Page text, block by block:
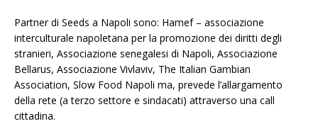
Partner di Seeds a Napoli sono: ​Hamef – associazione
interculturale napoletana per la promozione dei diritti degli
stranieri​, Associazione senegalesi di Napoli, Associazione
Bellarus, Associazione Vivlaviv, The Italian Gambian
Association, Slow Food Napoli ma, prevede l’allargamento
della rete (a terzo settore e sindacati) attraverso una call
cittadina.